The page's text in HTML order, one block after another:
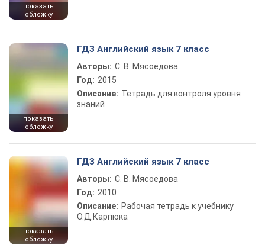
показать
обложку
показать
обложку
ГДЗ Английский язык 7 класс
Авторы: С. В. Мясоедова
Год: 2015
Описание: Тетрадь для контроля уровня
знаний
показать
обложку
ГДЗ Английский язык 7 класс
Авторы: С. В. Мясоедова
Год: 2010
Описание: Рабочая тетрадь к учебнику
О.Д.Карпюка